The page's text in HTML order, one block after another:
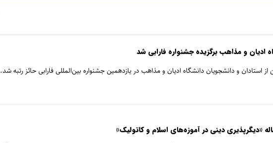
ادیان و مذاهب برگزیده جشنواره فارابی شد
از استادان و دانشجویان دانشگاه ادیان و مذاهب در یازدهمین جشنواره بین‌المللی فارابی حائز رتبه شد.
«دیگرپذیری دینی در آموزه‌های اسلام و کاتولیک»